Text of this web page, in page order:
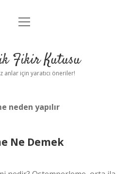
Anasayfa
Yasal Uyarı
menüyü
Fikir Kutusu
anlar için yaratıcı öneriler!
neden yapılır
Ne Demek